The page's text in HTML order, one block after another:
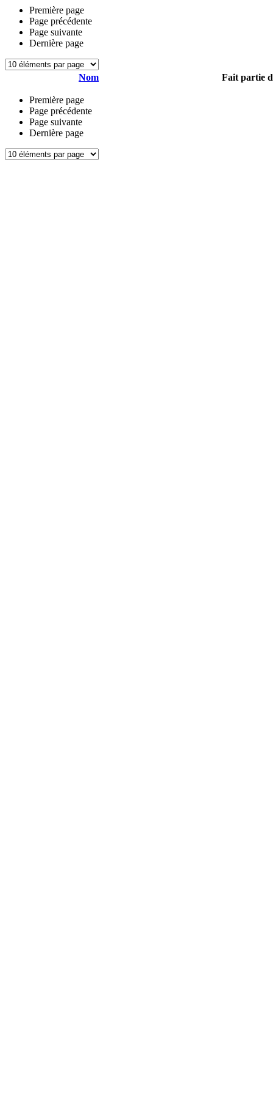
Première page
Page précédente
Page suivante
Dernière page
Nom Fait partie
Première page
Page précédente
Page suivante
Dernière page